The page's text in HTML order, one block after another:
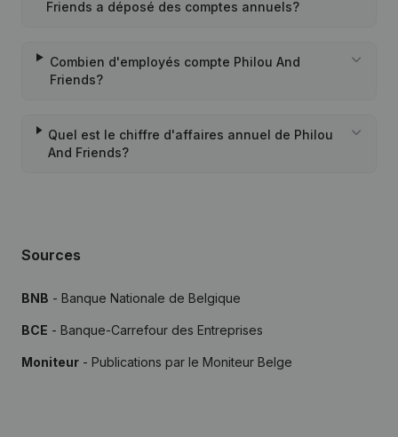
Friends a déposé des comptes annuels?
Combien d'employés compte Philou And
Friends?
Quel est le chiffre d'affaires annuel de Philou
And Friends?
Sources
BNB - Banque Nationale de Belgique
BCE - Banque-Carrefour des Entreprises
Moniteur - Publications par le Moniteur Belge